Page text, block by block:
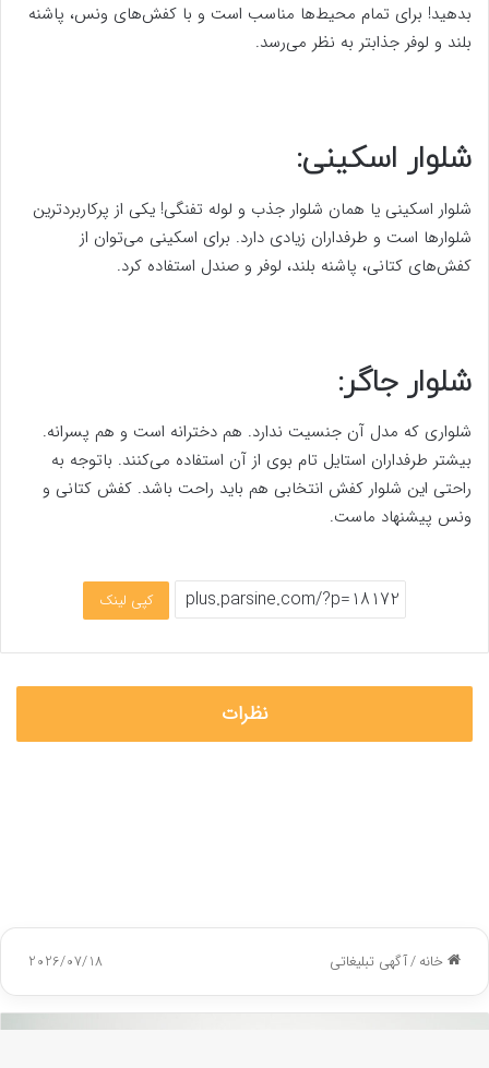
بدهید! برای تمام محیط‌ها مناسب است و با کفش‌های ونس، پاشنه
بلند و لوفر جذابتر به نظر می‌رسد.
شلوار اسکینی:
شلوار اسکینی یا همان شلوار جذب و لوله تفنگی! یکی از پرکاربردترین
شلوارها است و طرفداران زیادی دارد. برای اسکینی می‎‌توان از
کفش‌های کتانی، پاشنه بلند، لوفر و صندل استفاده کرد.
شلوار جاگر:
شلواری که مدل آن جنسیت ندارد. هم دخترانه است و هم پسرانه.
بیشتر طرفداران استایل تام بوی از آن استفاده می‌کنند. باتوجه به
راحتی این شلوار کفش انتخابی هم باید راحت باشد. کفش کتانی و
ونس پیشنهاد ماست.
کپی لینک
نظرات